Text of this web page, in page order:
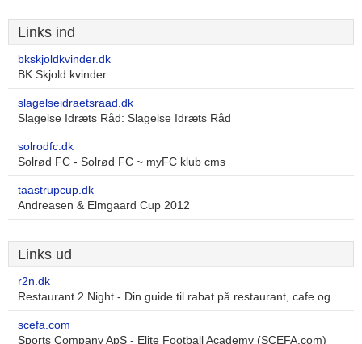
Links ind
bkskjoldkvinder.dk
BK Skjold kvinder
slagelseidraetsraad.dk
Slagelse Idræts Råd: Slagelse Idræts Råd
solrodfc.dk
Solrød FC - Solrød FC ~ myFC klub cms
taastrupcup.dk
Andreasen & Elmgaard Cup 2012
Links ud
r2n.dk
Restaurant 2 Night - Din guide til rabat på restaurant, cafe og
scefa.com
Sports Company ApS - Elite Football Academy (SCEFA.com)